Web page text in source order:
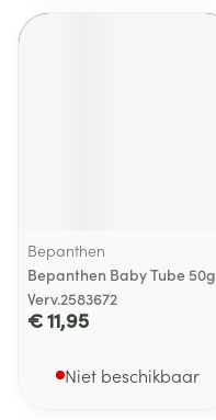
Bepanthen
Bepanthen Baby Tube 50g
Verv.2583672
€ 11,95
Niet beschikbaar